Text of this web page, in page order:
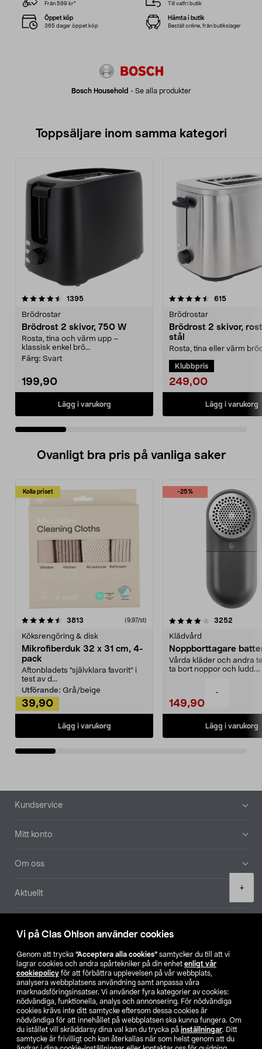
Vi på Clas Ohlson använder cookies
Genom att trycka ”Acceptera alla cookies” samtycker du till att vi
lagrar cookies och andra spårtekniker på din enhet enligt vår
cookiepolicy för att förbättra upplevelsen på vår webbplats,
analysera webbplatsens användning samt anpassa våra
marknadsföringsinsatser. Vi använder fyra kategorier av cookies:
nödvändiga, funktionella, analys och annonsering. För nödvändiga
cookies krävs inte ditt samtycke eftersom dessa cookies är
nödvändiga för att innehållet på webbplatsen ska kunna fungera. Om
du istället vill skräddarsy dina val kan du trycka på inställningar. Ditt
samtycke är frivilligt och kan återkallas när som helst genom att du
-
+
Bosch Household - Se alla produkter
Från 599 kr* Till valfri butik
Öppet köp
365 dagar öppet köp
Hämta i butik
Beställ online, från butikslager
Toppsäljare inom samma kategori
1395recensioner
Brödrostar
Brödrost 2 skivor, 750 W
Rosta, tina och värm upp –
klassisk enkel brö...
Färg: Svart
199,90
Lägg i varukorg
4.5 av 5 stjärnor 615
Brödrostar
Brödrost 2 skivor,
stål
Rosta, tina eller värm
rostfritt stål...
Klubbpris
249,00
Lägg i varukorg
4.5 av 5 stjärnor
Ovanligt bra pris på vanliga saker
Kolla priset
3813 (9,97/st)
Köksrengöring & disk
Mikrofiberduk 32 x 31 cm, 4-
pack
Aftonbladets "självklara favorit” i
test av d...
Utförande: Grå/beige
39,90
Lägg i varukorg
-25%
4.0av 5 stjärnor 3252
Klädvård
Noppborttagare
Vårda kläder och andra
ta bort noppor och ludd.
149,90
Lägg i varukorg
4.5av 5 stjärnor
Sidfot
Kundservice
Mitt konto
Om oss
Aktuellt
Hitta butik
SE NO FI